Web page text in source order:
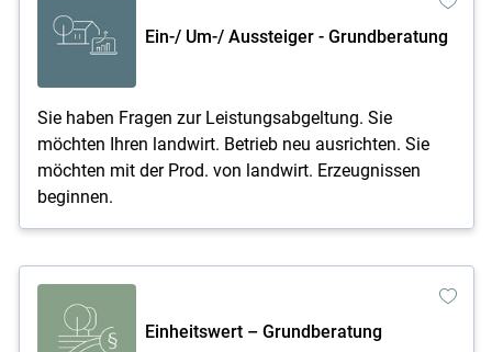
Ein-/ Um-/ Aussteiger - Grundberatung
Sie haben Fragen zur Leistungsabgeltung. Sie
möchten Ihren landwirt. Betrieb neu ausrichten. Sie
möchten mit der Prod. von landwirt. Erzeugnissen
beginnen.
Einheitswert – Grundberatung